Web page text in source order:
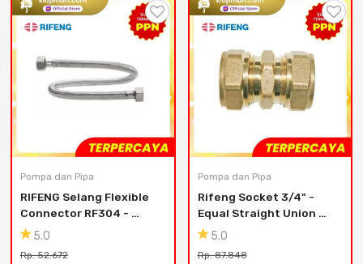
Pompa dan Pipa
RIFENG Selang Flexible
Connector RF304 -
40cm
5.0
Rp. 52.672
Pompa dan Pipa
Rifeng Socket 3/4" -
Equal Straight Union
S1620x1620
5.0
Rp. 87.848